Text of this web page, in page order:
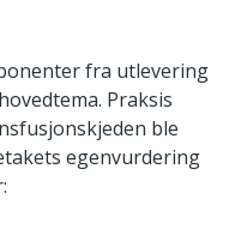
fra utlevering
Praksis
ble
egenvurdering